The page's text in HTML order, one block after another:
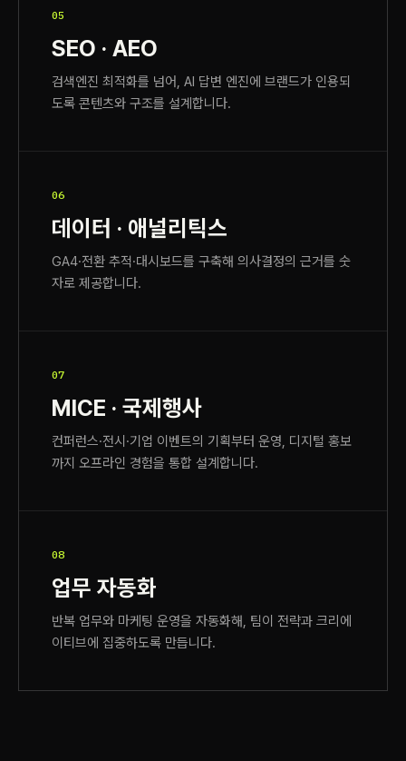
05
SEO · AEO
검색엔진 최적화를 넘어, AI 답변 엔진에 브랜드가 인용되
도록 콘텐츠와 구조를 설계합니다.
06
데이터 · 애널리틱스
GA4·전환 추적·대시보드를 구축해 의사결정의 근거를 숫
자로 제공합니다.
07
MICE · 국제행사
컨퍼런스·전시·기업 이벤트의 기획부터 운영, 디지털 홍보
까지 오프라인 경험을 통합 설계합니다.
08
업무 자동화
반복 업무와 마케팅 운영을 자동화해, 팀이 전략과 크리에
이티브에 집중하도록 만듭니다.